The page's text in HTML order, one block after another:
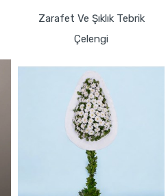
Zarafet Ve Şıklık Tebrik
Çelengi